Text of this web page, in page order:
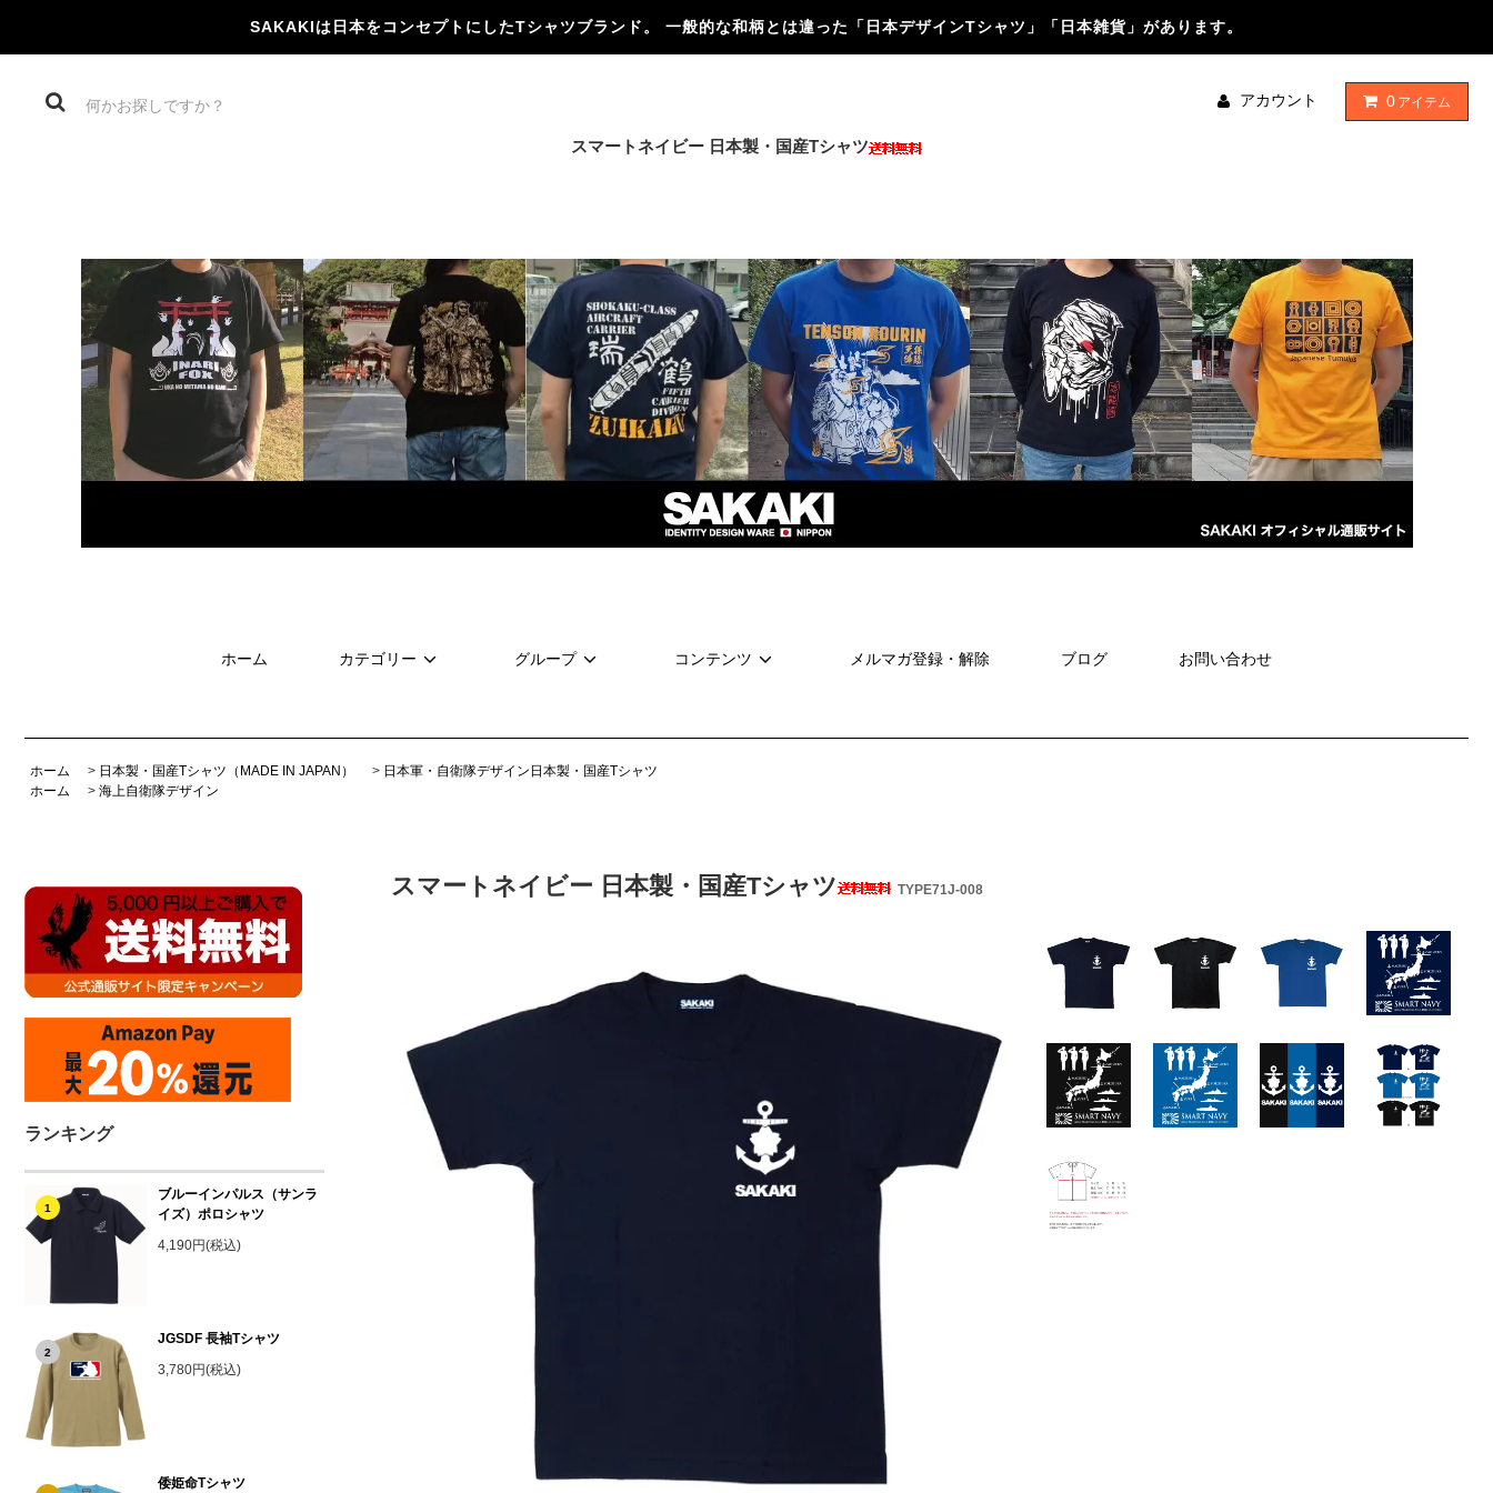
SAKAKIは日本をコンセプトにしたTシャツブランド。 一般的な和柄とは違った「日本デザインTシャツ」「日本雑貨」があります。
アカウント 0 アイテム
スマートネイビー 日本製・国産Tシャツ
ホーム カテゴリー グループ コンテンツ メルマガ登録・解除 ブログ お問い合わせ
ホーム > 日本製・国産Tシャツ（MADE IN JAPAN） > 日本軍・自衛隊デザイン日本製・国産Tシャツ
ホーム
> 海上自衛隊デザイン
ランキング
1
ブルーインパルス（サンラ
イズ）ポロシャツ
4,190円(税込)
2
JGSDF 長袖Tシャツ
3,780円(税込)
倭姫命Tシャツ
スマートネイビー 日本製・国産Tシャツ TYPE71J-008